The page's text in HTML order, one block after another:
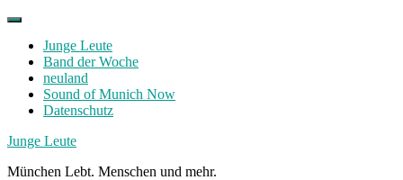
Skip
contentJunge Leute
Band der Woche
neuland
Sound of Munich Now
Datenschutz
Facebook
Twitter
Instagram
Junge Leute
München Lebt. Menschen und mehr.